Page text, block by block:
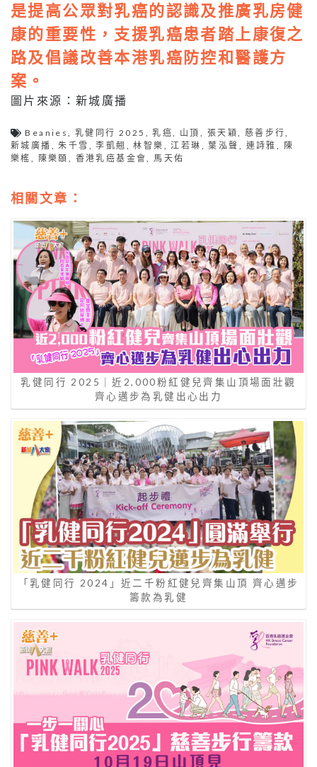
是提高公眾對乳癌的認識及推廣乳房健
康的重要性，支援乳癌患者踏上康復之
路及倡議改善本港乳癌防控和醫護方
案。
圖片來源：新城廣播
Beanies,乳健同行 2025 ,乳癌, 山頂 , 張天穎, 慈善步行,
新城廣播 ,朱千雪 ,李凱翹 ,林智樂 ,江若琳 ,葉泓聲 , 連詩雅 , 陳
樂榣 , 陳樂頤 , 香港乳癌基金會, 馬天佑
相關文章：
乳健同行 2025｜近2,000粉紅健兒齊集山頂場面壯觀
齊心邁步為乳健出心出力
「乳健同行 2024」近二千粉紅健兒齊集山頂 齊心邁步
籌款為乳健